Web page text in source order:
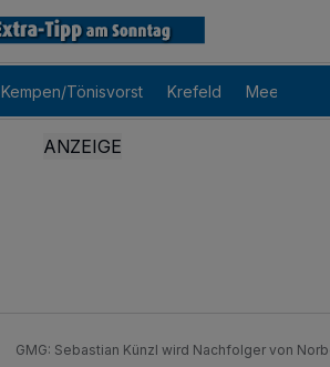
Kempen/Tönisvorst Krefeld Meerbusch
GMG: Sebastian Künzl wird Nachfolger von